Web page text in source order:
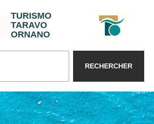
TURISMO
TARAVO
ORNANO
RECHERCHER